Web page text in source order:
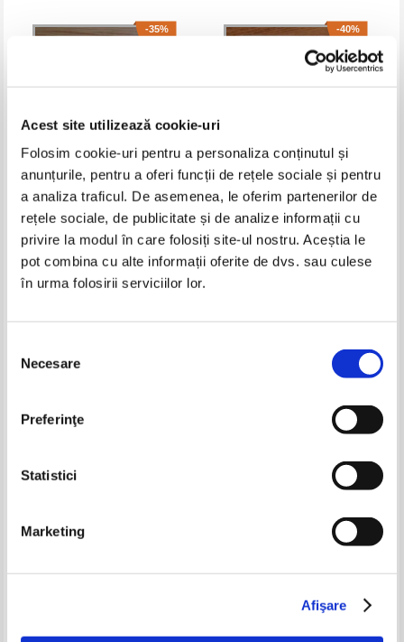
Acest site utilizează cookie-uri
Folosim cookie-uri pentru a personaliza conținutul și
anunțurile, pentru a oferi funcții de rețele sociale și pentru
a analiza traficul. De asemenea, le oferim partenerilor de
rețele sociale, de publicitate și de analize informații cu
privire la modul în care folosiți site-ul nostru. Aceștia le
pot combina cu alte informații oferite de dvs. sau culese
în urma folosirii serviciilor lor.
consimțământului
Necesare
Preferinţe
Statistici
Marketing
Afişare
-35%
Rugaciuni, povestiri si poezii
pentru - ai nostri dragi copii
Pret:10,00Lei 6,50 Lei
Adaugă în coș
-40%
Gheorghe Marin - Hai la drum,
copii (ilustratii de Eugenia
Pret: 10,00Lei 6,00 Lei
George Nestor - Voda Cuza la
Hanul Cucului
Robert Louis Stevenson -
Comoara din insula
-40% -35%